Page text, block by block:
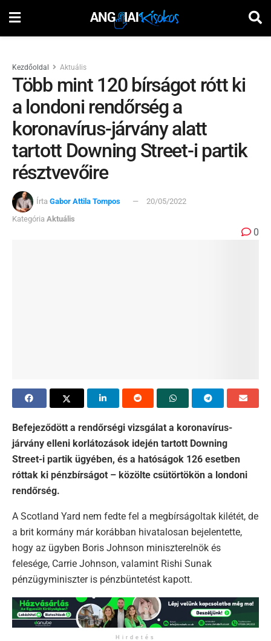
Kezdőoldal Aktuális
Több mint 120 bírságot rótt ki
a londoni rendőrség a
koronavírus-járvány alatt
tartott Downing Street-i partik
résztvevőire
Írta Gabor Attila Tompos
20/05/2022
Kategória Aktuális
0
Befejeződött a rendőrségi vizsgálat a koronavírus-
járvány elleni korlátozások idején tartott Downing
Street-i partik ügyében, és a hatóságok 126 esetben
róttak ki pénzbírságot – közölte csütörtökön a londoni
rendőrség.
A Scotland Yard nem fedte fel a megbírságoltak kilétét, de
a brit kormány már korábban hivatalosan bejelentette,
hogy az ügyben Boris Johnson miniszterelnök és
felesége, Carrie Johnson, valamint Rishi Sunak
pénzügyminiszter is pénzbüntetést kapott.
Hirdetés